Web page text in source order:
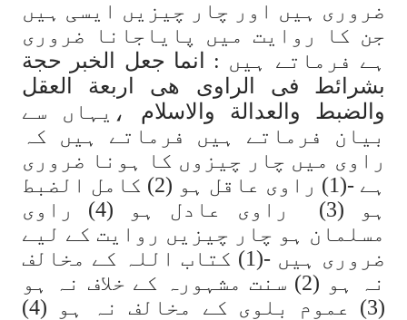
ضروری ہیں اور چار چیزیں ایسی ہیں
جن کا روایت میں پایاجانا ضروری
ہے فرماتے ہیں :
انما جعل الخبر حجة
بشرائط فی الراوی ھی اربعة العقل
والضبط والعدالة والاسلام
،یہاں سے
بیان فرماتے ہیں فرماتے ہیں کہ
راوی میں چار چیزوں کا ہونا ضروری
ہے -(1) راوی عاقل ہو (2) کامل الضبط
ہو (3) راوی عادل ہو (4) راوی
مسلمان ہو چار چیزیں روایت کے لیے
ضروری ہیں -(1) کتاب اللہ کے مخالف
نہ ہو (2) سنت مشہورہ کے خلاف نہ ہو
(3) عموم بلوی کے مخالف نہ ہو (4)